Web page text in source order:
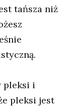
tańsza niż
pleksi i
pleksi jest